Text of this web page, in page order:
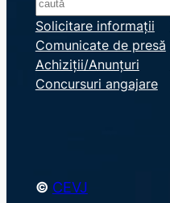
e
a
r
c
Solicitare informații
Comunicate de presă
Achiziții/Anunțuri
Concursuri angajare
© CEVJ